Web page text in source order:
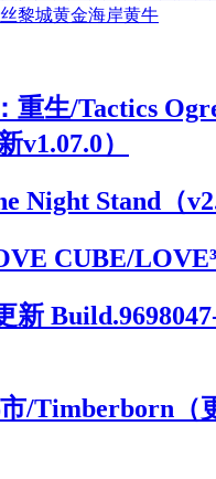
黎城黄金海岸黄牛
重生/Tactics
v1.07.0）
Night Stand（
CUBE/
新
/Timberborn（